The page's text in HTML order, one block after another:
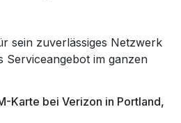
sein zuverlässiges Netzwerk
Serviceangebot im ganzen
Karte bei Verizon in Portland,